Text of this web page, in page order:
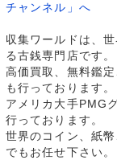
チャンネル」へ
収集ワールドは、
る古銭専門店です。
高価買取、無料鑑
も行っております。
アメリカ大手PMG
行っております。
世界のコイン、紙
でもお任せ下さい。